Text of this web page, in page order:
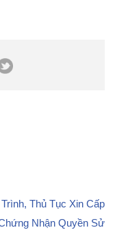
Thủ Tục Xin Cấp
Nhận Quyền Sử